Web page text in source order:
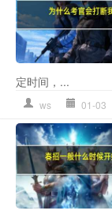
定时间，...
ws 01-03